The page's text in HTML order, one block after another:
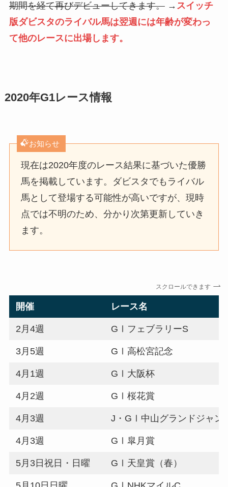
期間を経て再びデビューしてきます。→ スイッチ
版ダビスタのライバル馬は翌週には年齢が変わっ
て他のレースに出場します。
2020年G1レース情報
お知らせ
現在は2020年度のレース結果に基づいた優勝
馬を掲載しています。ダビスタでもライバル
馬として登場する可能性が高いですが、現時
点では不明のため、分かり次第更新していき
ます。
スクロールできます
開催 レース名
2月4週 GⅠフェブラリーS
3月5週 GⅠ高松宮記念
4月1週 GⅠ大阪杯
4月2週 GⅠ桜花賞
4月3週 J・GⅠ中山グランドジャン
4月3週 GⅠ皐月賞
5月3日祝日・日曜 GⅠ天皇賞（春）